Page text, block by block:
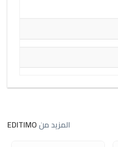
المزيد منEDITIMO